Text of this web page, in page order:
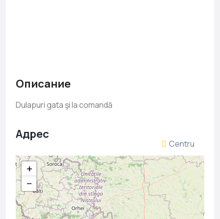
Описание
Dulapuri gata şi la comandă
Адрес
Centru
+
−